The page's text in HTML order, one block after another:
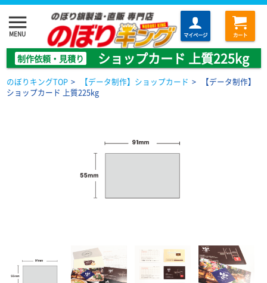
menu
MENU マイページ カート
制作依頼・見積り ショップカード 上質225kg
のぼりキングTOP > 【データ制作】ショップカード >
【データ制作】
ショップカード 上質225kg